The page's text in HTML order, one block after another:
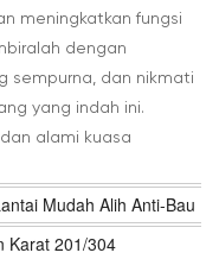
meningkatkan fungsi
dengan
sempurna, dan nikmati
yang indah ini.
alami kuasa
Mudah Alih Anti-Bau
Karat 201/304